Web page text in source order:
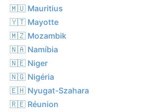
🇲🇺 Mauritius
🇾🇹 Mayotte
🇲🇿 Mozambik
🇳🇦 Namíbia
🇳🇪 Niger
🇳🇬 Nigéria
🇪🇭 Nyugat-Szahara
🇷🇪 Réunion